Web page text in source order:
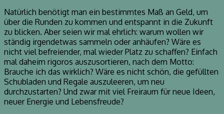
Natürlich benötigt man ein bestimmtes Maß an Geld, um
über die Runden zu kommen und entspannt in die Zukunft
zu blicken. Aber seien wir mal ehrlich: warum wollen wir
ständig irgendetwas sammeln oder anhäufen? Wäre es
nicht viel befreiender, mal wieder Platz zu schaffen? Einfach
mal daheim rigoros auszusortieren, nach dem Motto:
Brauche ich das wirklich? Wäre es nicht schön, die gefüllten
Schubladen und Regale auszuleeren, um neu
durchzustarten? Und zwar mit viel Freiraum für neue Ideen,
neuer Energie und Lebensfreude?